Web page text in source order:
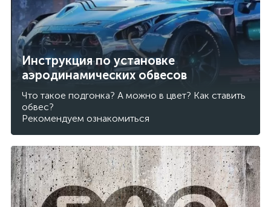
Инструкция по установке
аэродинамических обвесов
Что такое подгонка? А можно в цвет? Как ставить
обвес?
Рекомендуем ознакомиться